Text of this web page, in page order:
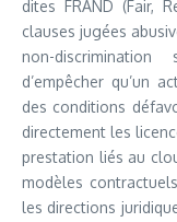
dites FRAND (Fair,
clauses jugées
non-discrimination
d’empêcher qu’un
des conditions
directement les
prestation liés au
modèles
les directions